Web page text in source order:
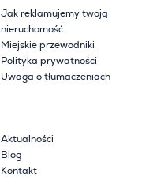
Jak reklamujemy twoją
nieruchomość
Miejskie przewodniki
Polityka prywatności
Uwaga o tłumaczeniach
Aktualności
Blog
Kontakt